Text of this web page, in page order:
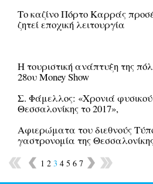
Το καζίνο Πόρτο Καρράς
ζητεί εποχική λειτουργία
Η τουριστική ανάπτυξη της
28ου Money Show
Σ. Φάμελλος: «Χρονιά
Θεσσαλονίκης το 2017»,
Αφιερώματα του διεθνούς
γαστρονομία της
1 2 3 4 5 6 7